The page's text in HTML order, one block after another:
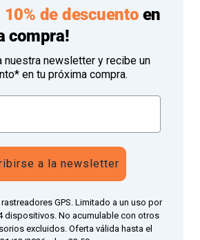
10% de descuentoen
compra!
nuestra newsletter y recibe un
en tu próxima compra.
a la newsletter
GPS. Limitado a un uso por
dispositivos. No acumulable con otros
excluidos. Oferta válida hasta el